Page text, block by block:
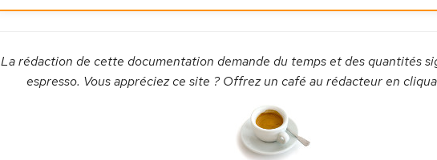
La rédaction de cette documentation demande du temps et des quantités
espresso. Vous appréciez ce site ? Offrez un café au rédacteur en